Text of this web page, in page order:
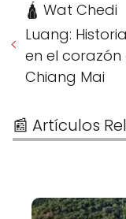
🛕 Wat Chedi
Luang:
en el corazón
Chiang Mai
📰 Artículos